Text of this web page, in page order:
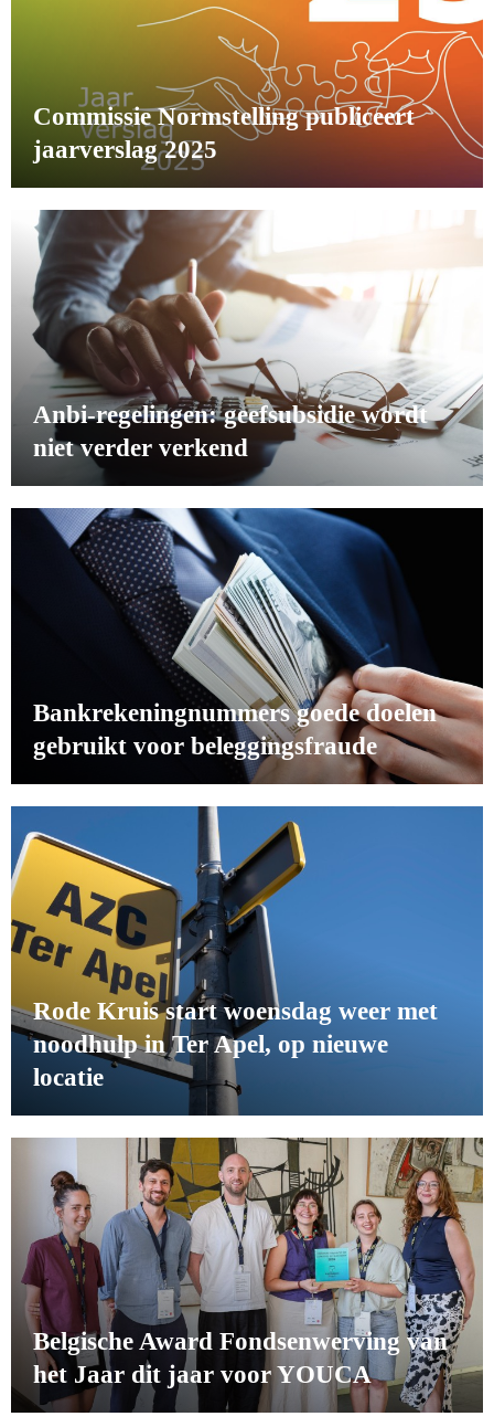
Commissie Normstelling publiceert
jaarverslag 2025
Anbi-regelingen: geefsubsidie wordt
niet verder verkend
Bankrekeningnummers goede doelen
gebruikt voor beleggingsfraude
Rode Kruis start woensdag weer met
noodhulp in Ter Apel, op nieuwe
locatie
Belgische Award Fondsenwerving van
het Jaar dit jaar voor YOUCA